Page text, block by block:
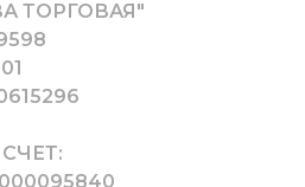
ТОРГОВАЯ"